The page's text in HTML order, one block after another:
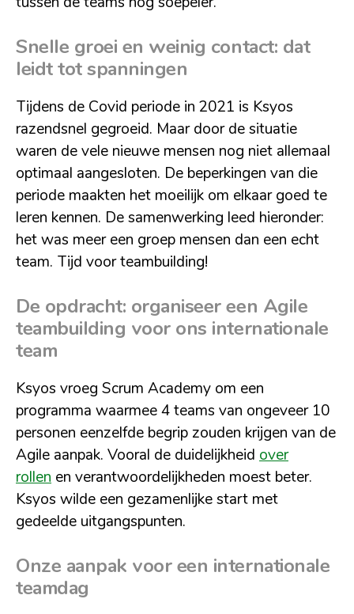
Snelle groei en weinig contact: dat
leidt tot spanningen
Tijdens de Covid periode in 2021 is Ksyos
razendsnel gegroeid. Maar door de situatie
waren de vele nieuwe mensen nog niet allemaal
optimaal aangesloten. De beperkingen van die
periode maakten het moeilijk om elkaar goed te
leren kennen. De samenwerking leed hieronder:
het was meer een groep mensen dan een echt
team. Tijd voor teambuilding!
De opdracht: organiseer een Agile
teambuilding voor ons internationale
team
Ksyos vroeg Scrum Academy om een
programma waarmee 4 teams van ongeveer 10
personen eenzelfde begrip zouden krijgen van de
Agile aanpak. Vooral de duidelijkheid over
rollen en verantwoordelijkheden moest beter.
Ksyos wilde een gezamenlijke start met
gedeelde uitgangspunten.
Onze aanpak voor een internationale
teamdag